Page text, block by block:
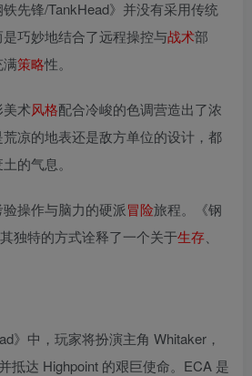
先锋/TankHead》并没有采用传统
巧妙地结合了远程操控与战术部
策略性。
术风格配合冷峻的色调营造出了浓
荒凉的地表还是敌方单位的设计，都
的气息。
操作与脑力的硬派冒险旅程。《钢
独特的方式诠释了一个关于生存
》中，玩家将扮演主角 Whitaker，
抵达 Highpoint 的艰巨使命。ECA 是